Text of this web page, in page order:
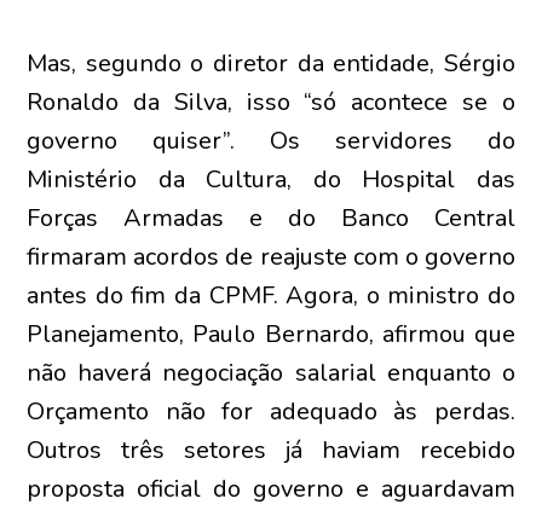
Mas, segundo o diretor da entidade, Sérgio
Ronaldo da Silva, isso “só acontece se o
governo quiser”. Os servidores do
Ministério da Cultura, do Hospital das
Forças Armadas e do Banco Central
firmaram acordos de reajuste com o governo
antes do fim da CPMF. Agora, o ministro do
Planejamento, Paulo Bernardo, afirmou que
não haverá negociação salarial enquanto o
Orçamento não for adequado às perdas.
Outros três setores já haviam recebido
proposta oficial do governo e aguardavam